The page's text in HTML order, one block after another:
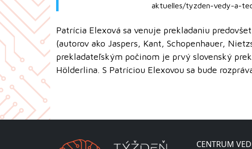
aktuelles/tyzden-vedy-a-
Patrícia Elexová sa venuje prekladaniu
(autorov ako Jaspers, Kant, Schopenhauer,
prekladateľským počinom je prvý slovenský
Hölderlina. S Patríciou Elexovou sa bude
CENTRUM